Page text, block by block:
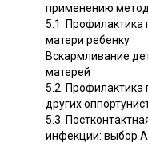
применению
5.1.
матери ребенку
Вскармливание
матерей
5.2.
других
5.3.
инфекции: выбор